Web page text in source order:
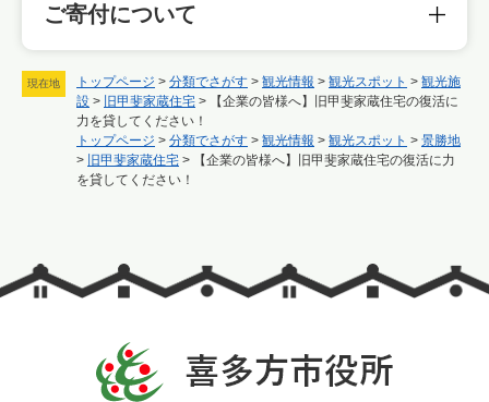
現在地 トップページ > 分類でさがす > 観光情報 > 観光スポット > 観光施
設 > 旧甲斐家蔵住宅 >
【企業の皆様へ】旧甲斐家蔵住宅の復活に
力を貸してください！
トップページ > 分類でさがす > 観光情報 > 観光スポット > 景勝地
> 旧甲斐家蔵住宅 >
【企業の皆様へ】旧甲斐家蔵住宅の復活に力
を貸してください！
ご寄付について